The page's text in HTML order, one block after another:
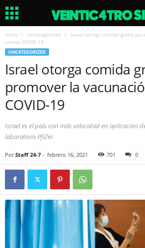
Inicio Uncategorized
Israel otorga comida gratis
contra COVID-19
UNCATEGORIZED
Israel otorga comida
promover la
COVID-19
Israel es el país con más velocidad en aplicación
laboratorio PfiZer.
Por Staff 24-7 - febrero 16, 2021 701 0